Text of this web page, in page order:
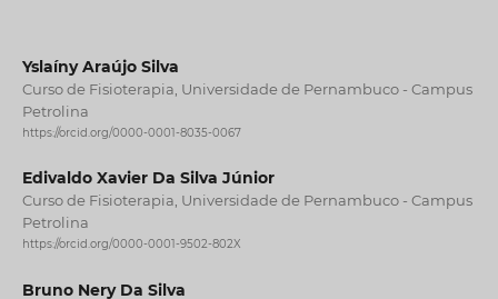
Yslaíny Araújo Silva
Curso de Fisioterapia, Universidade de Pernambuco - Campus
Petrolina
https://orcid.org/0000-0001-8035-0067
Edivaldo Xavier Da Silva Júnior
Curso de Fisioterapia, Universidade de Pernambuco - Campus
Petrolina
https://orcid.org/0000-0001-9502-802X
Bruno Nery Da Silva